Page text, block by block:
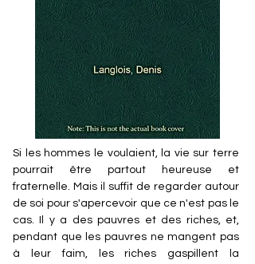
Si les hommes le voulaient, la vie sur terre
pourrait être partout heureuse et
fraternelle. Mais il suffit de regarder autour
de soi pour s'apercevoir que ce n'est pas le
cas. Il y a des pauvres et des riches, et,
pendant que les pauvres ne mangent pas
à leur faim, les riches gaspillent la